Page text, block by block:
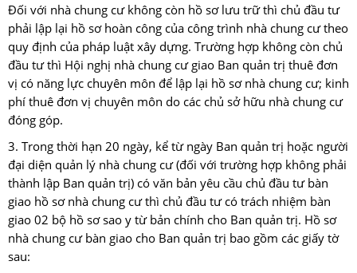
Đối với nhà chung cư không còn hồ sơ lưu trữ thì chủ đầu tư
phải lập lại hồ sơ hoàn công của công trình nhà chung cư theo
quy định của pháp luật xây dựng. Trường hợp không còn chủ
đầu tư thì Hội nghị nhà chung cư giao Ban quản trị thuê đơn
vị có năng lực chuyên môn để lập lại hồ sơ nhà chung cư; kinh
phí thuê đơn vị chuyên môn do các chủ sở hữu nhà chung cư
đóng góp.
3. Trong thời hạn 20 ngày, kể từ ngày Ban quản trị hoặc người
đại diện quản lý nhà chung cư (đối với trường hợp không phải
thành lập Ban quản trị) có văn bản yêu cầu chủ đầu tư bàn
giao hồ sơ nhà chung cư thì chủ đầu tư có trách nhiệm bàn
giao 02 bộ hồ sơ sao y từ bản chính cho Ban quản trị. Hồ sơ
nhà chung cư bàn giao cho Ban quản trị bao gồm các giấy tờ
sau: